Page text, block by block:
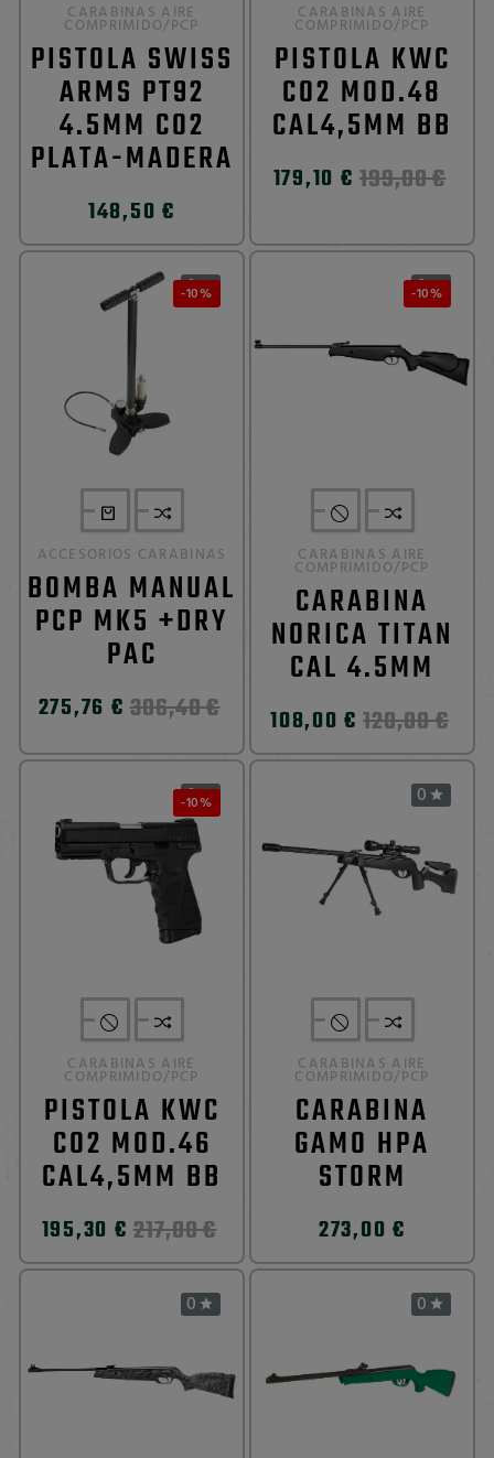
CARABINAS AIRE
COMPRIMIDO/PCP
PISTOLA SWISS
ARMS PT92
4.5MM CO2
PLATA-MADERA
148,50 €
CARABINAS AIRE
COMPRIMIDO/PCP
PISTOLA KWC
CO2 MOD.48
CAL4,5MM BB
179,10 € 199,00 €
-10%
0 
ACCESORIOS CARABINAS
BOMBA MANUAL
PCP MK5 +DRY
PAC
275,76 € 306,40 €
-10%
0 
CARABINAS AIRE
COMPRIMIDO/PCP
CARABINA
NORICA TITAN
CAL 4.5MM
108,00 € 120,00 €
-10%
0 
CARABINAS AIRE
COMPRIMIDO/PCP
PISTOLA KWC
CO2 MOD.46
CAL4,5MM BB
195,30 € 217,00 €
0 
CARABINAS AIRE
COMPRIMIDO/PCP
CARABINA
GAMO HPA
STORM
273,00 €
0  0 